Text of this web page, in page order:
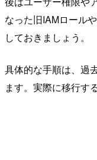
なった旧IAMロール
しておきましょう。
具体的な手順は、過
ます。実際に移行す